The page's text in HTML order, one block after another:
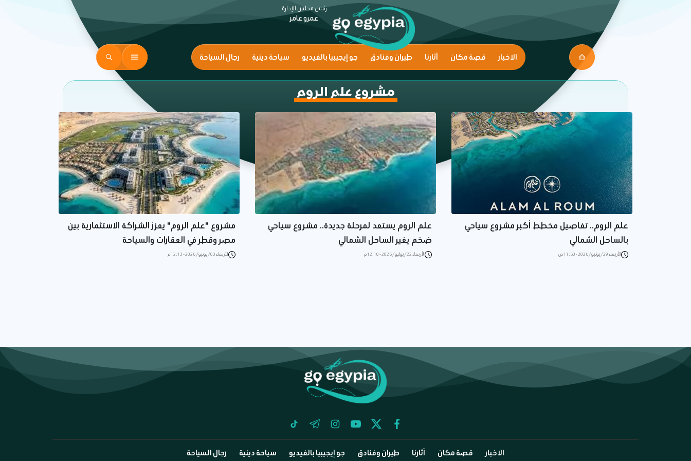
رئيس مجلس الإدارة
عمرو عامر
الاخبار قصة مكان آثارنا طيران وفنادق جو إيجيبيا بالفيديو سياحة دينية رجال السياحة
مشروع علم الروم
علم الروم.. تفاصيل مخطط أكبر مشروع سياحي
بالساحل الشمالي
الأربعاء 29/يوليو/2026 - 11:50 ص
علم الروم يستعد لمرحلة جديدة.. مشروع سياحي
ضخم يغير الساحل الشمالي
الأربعاء 22/يوليو/2026 - 12:10 م
مشروع "علم الروم" يعزز الشراكة الاستثمارية بين
مصر وقطر في العقارات والسياحة
الأربعاء 03/يونيو/2026 - 12:13 م
facebook
twitter
youtube
instagram
telegram
tiktok
الاخبار قصة مكان آثارنا طيران وفنادق جو إيجيبيا بالفيديو سياحة دينية رجال السياحة